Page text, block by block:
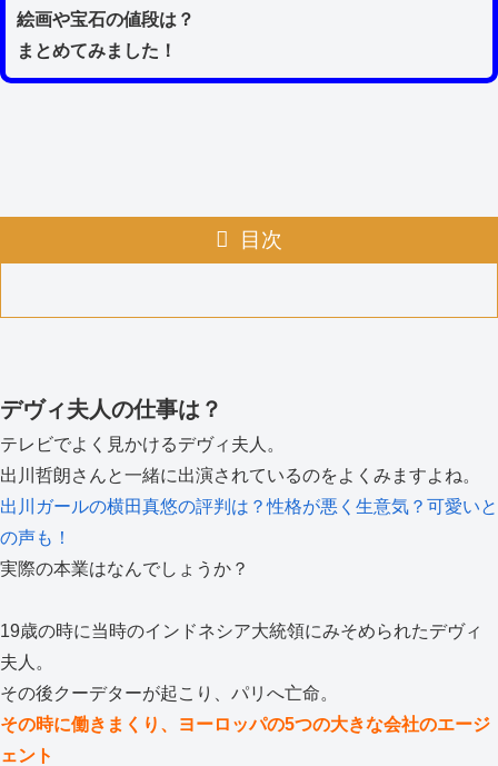
絵画や宝石の値段は？
まとめてみました！
目次
デヴィ夫人の仕事は？
テレビでよく見かけるデヴィ夫人。
出川哲朗さんと一緒に出演されているのをよくみますよね。
出川ガールの横田真悠の評判は？性格が悪く生意気？可愛いと
の声も！
実際の本業はなんでしょうか？
19歳の時に当時のインドネシア大統領にみそめられたデヴィ
夫人。
その後クーデターが起こり、パリへ亡命。
その時に働きまくり、ヨーロッパの5つの大きな会社のエージ
ェント